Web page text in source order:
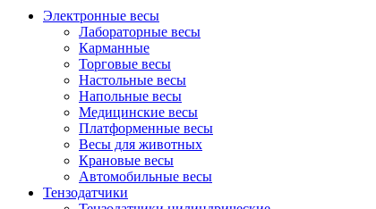
Электронные весы
Лабораторные весы
Карманные
Торговые весы
Настольные весы
Напольные весы
Медицинские весы
Платформенные весы
Весы для животных
Крановые весы
Автомобильные весы
Тензодатчики